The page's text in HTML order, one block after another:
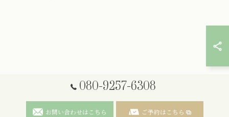
080-9257-6308
お問い合わせはこちら ご予約はこちら